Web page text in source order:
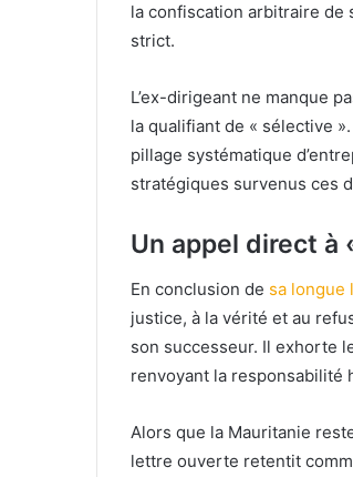
la confiscation arbitraire de
strict.
L’ex-dirigeant ne manque
la qualifiant de « sélective
pillage systématique
stratégiques survenus ces
Un appel direct à
En conclusion de sa longue
justice, à la vérité et au
son successeur. Il exhorte
renvoyant la responsabilité
Alors que la Mauritanie
lettre ouverte retentit